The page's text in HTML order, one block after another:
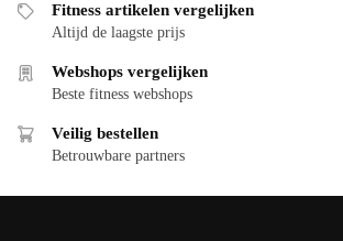
Fitness artikelen vergelijken
Altijd de laagste prijs
Webshops vergelijken
Beste fitness webshops
Veilig bestellen
Betrouwbare partners